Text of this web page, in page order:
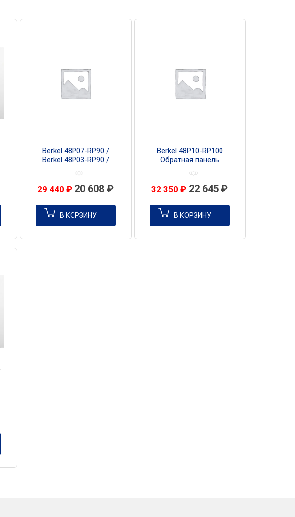
Berkel 48P07-RP90 /
Berkel 48P03-RP90 /
Обратная панель
29 440₽ 20 608₽
В КОРЗИНУ
Berkel 48P10-RP100
Обратная панель
32 350₽ 22 645₽
В КОРЗИНУ